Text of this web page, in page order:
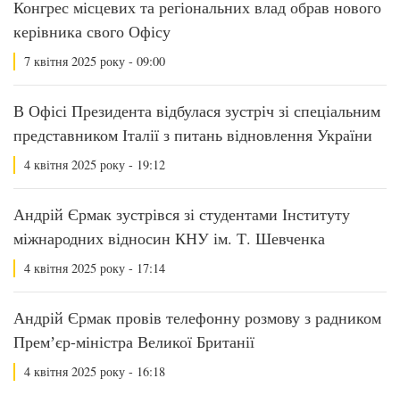
Конгрес місцевих та регіональних влад обрав нового
керівника свого Офісу
7 квітня 2025 року - 09:00
В Офісі Президента відбулася зустріч зі спеціальним
представником Італії з питань відновлення України
4 квітня 2025 року - 19:12
Андрій Єрмак зустрівся зі студентами Інституту
міжнародних відносин КНУ ім. Т. Шевченка
4 квітня 2025 року - 17:14
Андрій Єрмак провів телефонну розмову з радником
Премʼєр-міністра Великої Британії
4 квітня 2025 року - 16:18